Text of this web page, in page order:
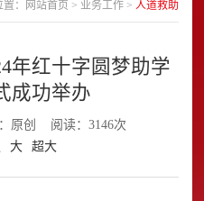
： 网站首页 > 业务工作> 人道救助
年红十字圆梦助学
成功举办
原创
阅读：3146次
大 超大